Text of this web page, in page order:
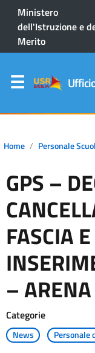
Ministero
dell'Istruzione e
Merito
Home Personale
GPS –
FASCIA
–
Categorie
News Personale